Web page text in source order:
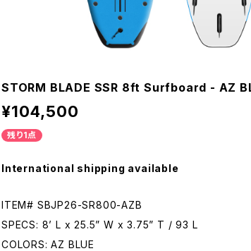
STORM BLADE SSR 8ft Surfboard - AZ
¥104,500
残り1点
International shipping available
ITEM# SBJP26-SR800-AZB
SPECS: 8’ L x 25.5” W x 3.75” T / 93 L
COLORS: AZ BLUE